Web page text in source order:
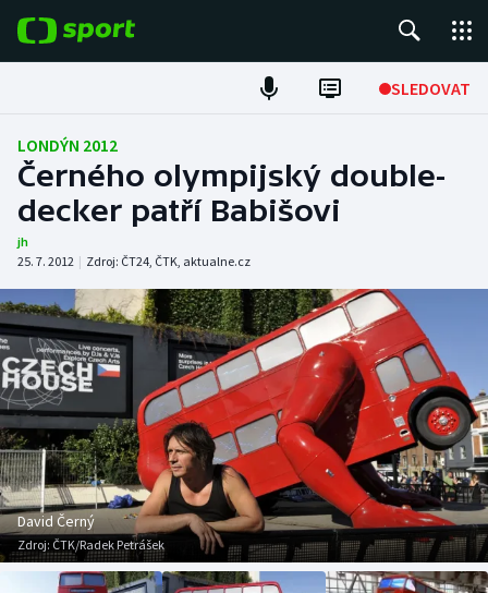
SLEDOVAT
Fotbal
Hokej
Atletika
Cyklistika
DALŠÍ SPORTY
Americký fotbal
Baseball a softbal
Basketbal
NEPŘEHLÉDNĚTE
Soutěže
Historické návraty
LONDÝN 2012
Černého olympijský double-
decker patří Babišovi
jh
25. 7. 2012 | Zdroj: ČT24, ČTK, aktualne.cz
David Černý
Zdroj: ČTK/Radek Petrášek